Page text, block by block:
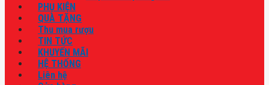
PHỤ KIỆN
QUÀ TẶNG
Thu mua rượu
TIN TỨC
KHUYẾN MÃI
HỆ THỐNG
Liên hệ